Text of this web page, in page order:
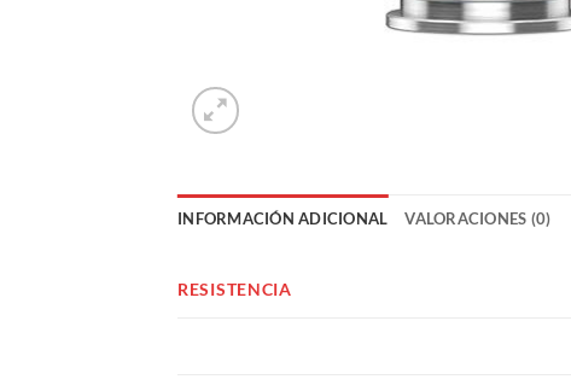
INFORMACIÓN ADICIONAL VALORACIONES (0)
RESISTENCIA